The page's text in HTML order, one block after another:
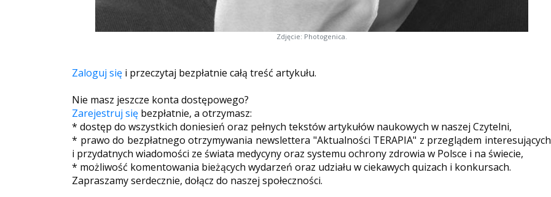
Zdjęcie: Photogenica.
Zaloguj się i przeczytaj bezpłatnie całą treść artykułu.
Nie masz jeszcze konta dostępowego?
Zarejestruj się bezpłatnie, a otrzymasz:
* dostęp do wszystkich doniesień oraz pełnych tekstów artykułów naukowych w naszej Czytelni,
* prawo do bezpłatnego otrzymywania newslettera "Aktualności TERAPIA" z przeglądem interesujących
i przydatnych wiadomości ze świata medycyny oraz systemu ochrony zdrowia w Polsce i na świecie,
* możliwość komentowania bieżących wydarzeń oraz udziału w ciekawych quizach i konkursach.
Zapraszamy serdecznie, dołącz do naszej społeczności.